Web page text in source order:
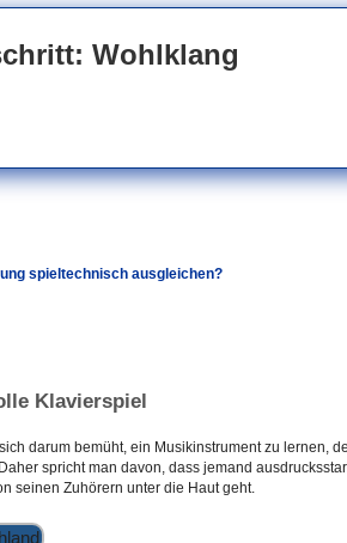
Wohlklang
spieltechnisch ausgleichen?
Klavierspiel
darum bemüht, ein Musikinstrument zu lernen,
spricht man davon, dass jemand
seinen Zuhörern unter die Haut geht.